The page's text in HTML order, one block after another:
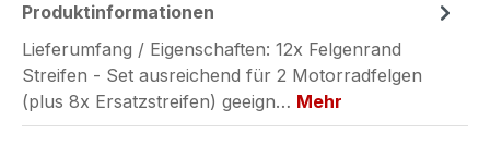
Produktinformationen
Lieferumfang / Eigenschaften: 12x Felgenrand
Streifen - Set ausreichend für 2 Motorradfelgen
(plus 8x Ersatzstreifen) geeign… Mehr